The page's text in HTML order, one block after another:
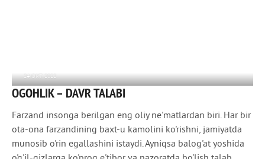
24 ОКТ 2022
739
OGOHLIK – DAVR TALABI
Farzand insonga bеrilgan eng oliy nе'matlardan biri. Har bir
ota-ona farzandining baxt-u kamolini ko'rishni, jamiyatda
munosib o'rin egallashini istaydi. Ayniqsa balog'at yoshida